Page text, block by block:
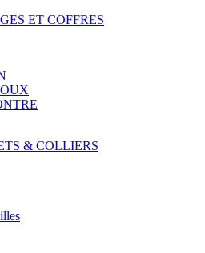
ET COFFRES
& COLLIERS